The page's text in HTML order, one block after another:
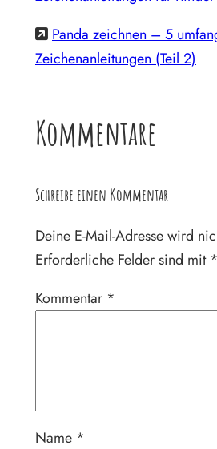
Panda zeichnen – 5
Zeichenanleitungen (Teil 2)
Kommentare
Schreibe einen Kommentar
Deine E-Mail-Adresse wird
Erforderliche Felder sind mit *
Kommentar *
Name *